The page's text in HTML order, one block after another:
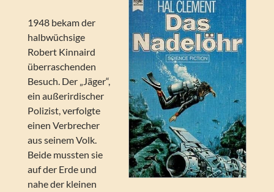
1948 bekam der
halbwüchsige
Robert Kinnaird
überraschenden
Besuch. Der „Jäger“,
ein außerirdischer
Polizist, verfolgte
einen Verbrecher
aus seinem Volk.
Beide mussten sie
auf der Erde und
nahe der kleinen